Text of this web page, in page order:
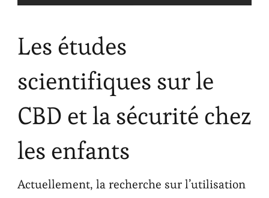
Les études
scientifiques sur le
CBD et la sécurité chez
les enfants
Actuellement, la recherche sur l’utilisation